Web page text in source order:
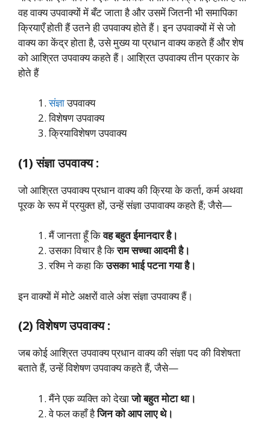
वह वाक्य उपवाक्यों में बँट जाता है और उसमें जितनी भी समापिका
क्रियाएँ होती हैं उतने ही उपवाक्य होते हैं। इन उपवाक्यों में से जो
वाक्य का केंद्र होता है, उसे मुख्य या प्रधान वाक्य कहते हैं और शेष
को आश्रित उपवाक्य कहते हैं। आश्रित उपवाक्य तीन प्रकार के
होते हैं
संज्ञाउपवाक्य
विशेषण उपवाक्य
क्रियाविशेषण उपवाक्य
(1) संज्ञा उपवाक्य :
जो आश्रित उपवाक्य प्रधान वाक्य की क्रिया के कर्ता, कर्म अथवा
पूरक के रूप में प्रयुक्त हों, उन्हें संज्ञा उपावाक्य कहते हैं; जैसे—
मैं जानता हूँ किवह बहुत ईमानदार है।
उसका विचार है किराम सच्चा आदमी है।
रश्मि ने कहा किउसका भाई पटना गया है।
इन वाक्यों में मोटे अक्षरों वाले अंश संज्ञा उपवाक्य हैं।
(2) विशेषण उपवाक्य :
जब कोई आश्रित उपवाक्य प्रधान वाक्य की संज्ञा पद की विशेषता
बताते हैं, उन्हें विशेषण उपवाक्य कहते हैं, जैसे—
मैंने एक व्यक्ति को देखाजो बहुत मोटा था।
वे फल कहाँ हैजिन को आप लाए थे।